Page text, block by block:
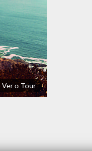
Ver o Tour